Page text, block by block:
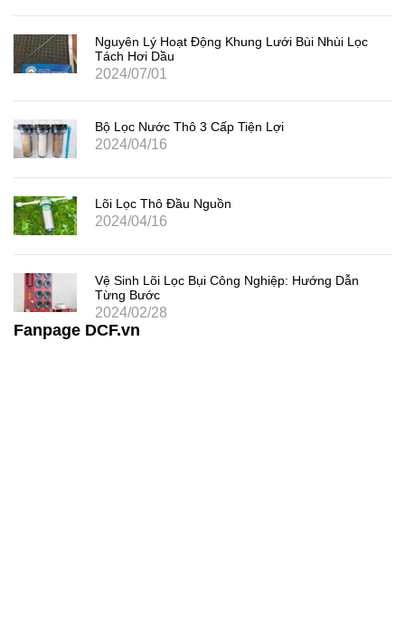
Nguyên Lý Hoạt Động Khung Lưới Bùi Nhùi Lọc
Tách Hơi Dầu
2024/07/01
Bộ Lọc Nước Thô 3 Cấp Tiện Lợi
2024/04/16
Lõi Lọc Thô Đầu Nguồn
2024/04/16
Vệ Sinh Lõi Lọc Bụi Công Nghiệp: Hướng Dẫn
Từng Bước
2024/02/28
Fanpage DCF.vn